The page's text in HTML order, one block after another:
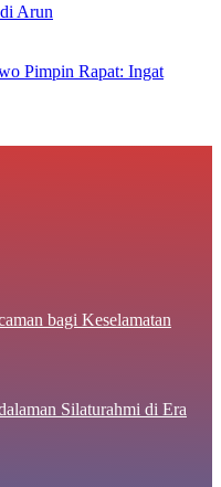
Arun
Pimpin Rapat: Ingat
bagi Keselamatan
Silaturahmi di Era